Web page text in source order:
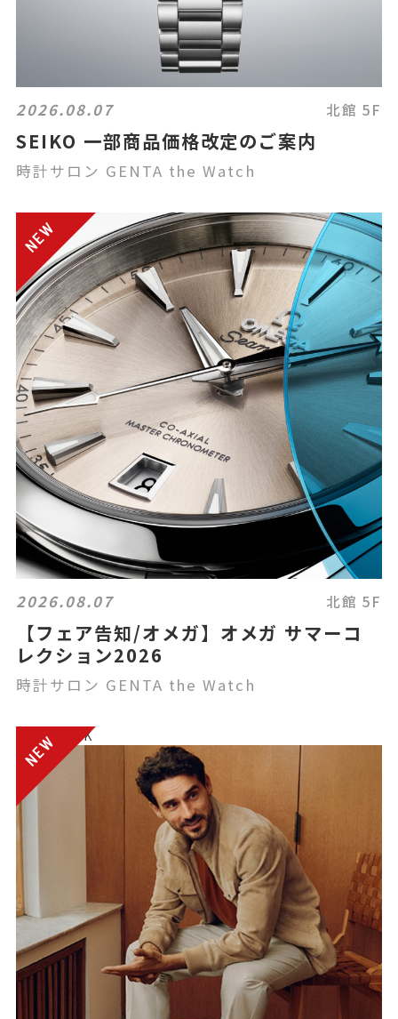
2026.08.07 北館 5F
SEIKO 一部商品価格改定のご案内
時計サロン GENTA the Watch
2026.08.07 北館 5F
【フェア告知/オメガ】オメガ サマーコ
レクション2026
時計サロン GENTA the Watch
電話注文OK